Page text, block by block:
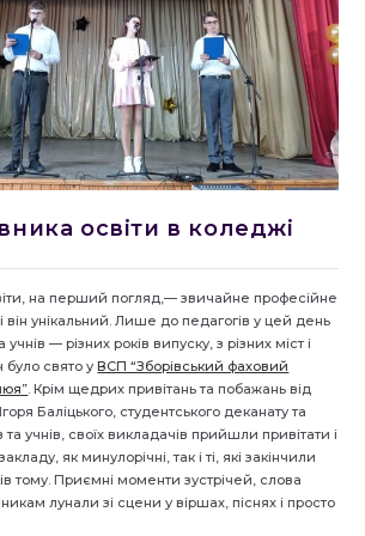
освіти в коледжі
на перший погляд,— звичайне професійне
він унікальний. Лише до педагогів у цей день
учнів — різних років випуску, з різних міст і
було свято уВСП “Зборівський фаховий
. Крім щедрих привітань та побажань від
Баліцького, студентського деканату та
та учнів, своїх викладачів прийшли привітати і
як минулорічні, так і ті, які закінчили
тому. Приємні моменти зустрічей, слова
лунали зі сцени у віршах, піснях і просто